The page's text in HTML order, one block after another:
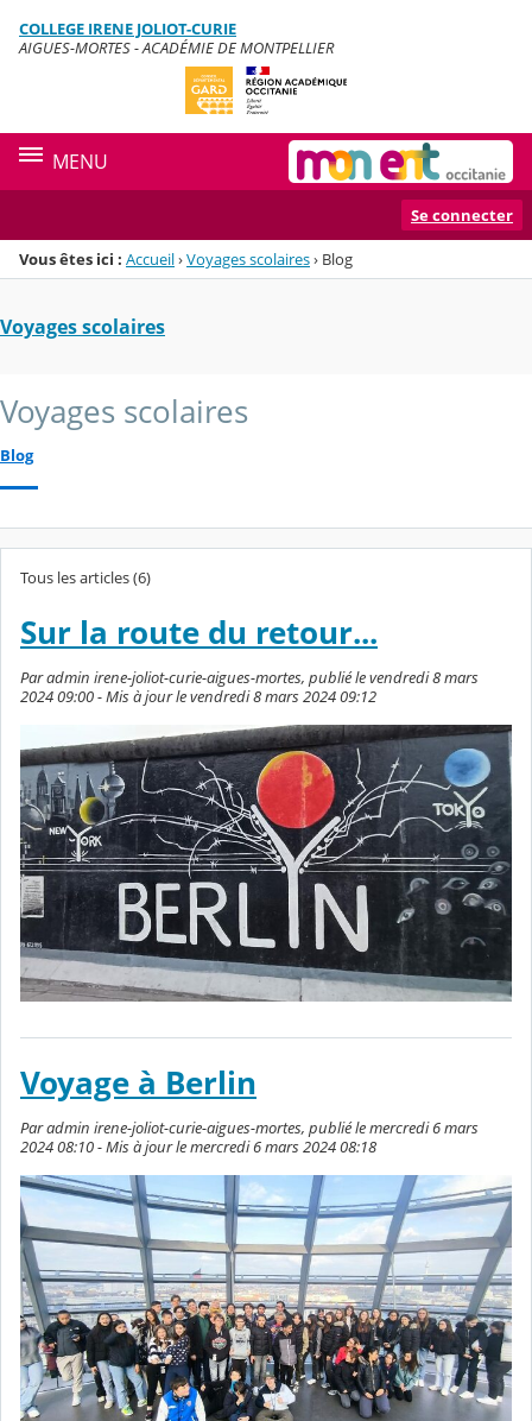
Menu de la rubrique
Contenu
COLLEGE IRENE JOLIOT-CURIE
AIGUES-MORTES - ACADÉMIE DE MONTPELLIER
MENU
Se connecter
Vous êtes ici : Accueil›Voyages scolaires› Blog
Voyages scolaires
Voyages scolaires
Blog
Tous les articles (6)
Sur la route du retour...
Par admin irene-joliot-curie-aigues-mortes, publié le vendredi 8 mars
2024 09:00 - Mis à jour le vendredi 8 mars 2024 09:12
Voyage à Berlin
Par admin irene-joliot-curie-aigues-mortes, publié le mercredi 6 mars
2024 08:10 - Mis à jour le mercredi 6 mars 2024 08:18